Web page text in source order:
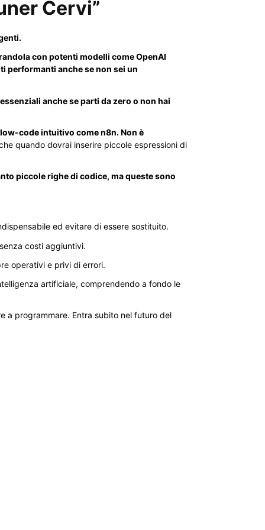
Cervi”
con potenti modelli come OpenAI
performanti anche se non sei un
anche se parti da zero o non hai
code intuitivo come n8n. Non è
quando dovrai inserire piccole espressioni di
piccole righe di codice, ma queste sono
ed evitare di essere sostituito.
costi aggiuntivi.
operativi e privi di errori.
artificiale, comprendendo a fondo le
a programmare. Entra subito nel futuro del